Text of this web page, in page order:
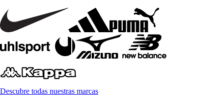
Descubre todas nuestras marcas